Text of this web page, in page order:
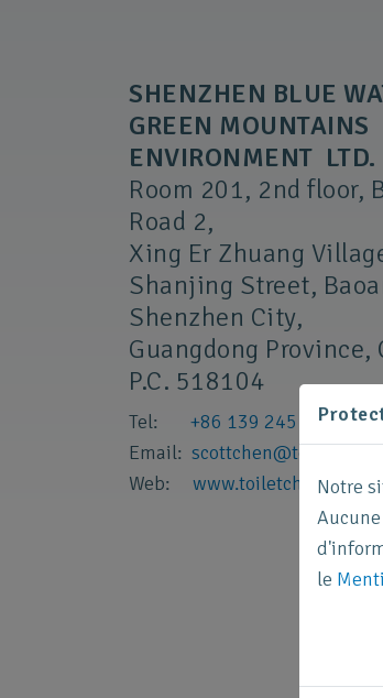
SHENZHEN BLUE
GREEN MOUNTAINS
ENVIRONMENT LTD.
Room 201, 2nd floor,
Road 2,
Xing Er Zhuang
Shanjing Street,
Shenzhen City,
Guangdong Province,
P.C. 518104
Tel: +86 139 245 916 43
Email: scottchen@
Web:
Notre
le